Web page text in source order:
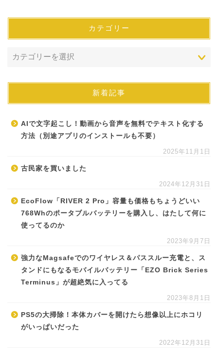
カテゴリー
新着記事
AIで文字起こし！動画から音声を無料でテキスト化する
方法（別途アプリのインストールも不要）
2025年11月1日
古民家を買いました
2024年12月31日
EcoFlow「RIVER 2 Pro」容量も価格もちょうどいい
768Whのポータブルバッテリーを購入し、はたして何に
使ってるのか
2023年9月7日
強力なMagsafeでのワイヤレス＆パススルー充電と、ス
タンドにもなるモバイルバッテリー「EZO Brick Series
Terminus」が超絶気に入ってる
2023年8月1日
PS5の大掃除！本体カバーを開けたら想像以上にホコリ
がいっぱいだった
2022年12月31日